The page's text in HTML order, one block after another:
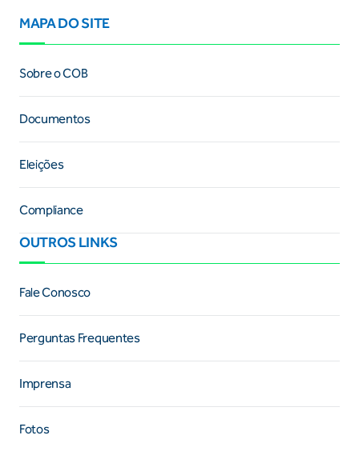
MAPA DO SITE
Sobre o COB
Documentos
Eleições
Compliance
OUTROS LINKS
Fale Conosco
Perguntas Frequentes
Imprensa
Fotos